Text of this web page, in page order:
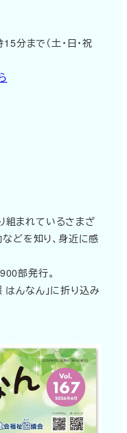
分まで（土・日・祝
組まれているさまざ
などを知り、身近に感
部発行。
んなん」に折り込み